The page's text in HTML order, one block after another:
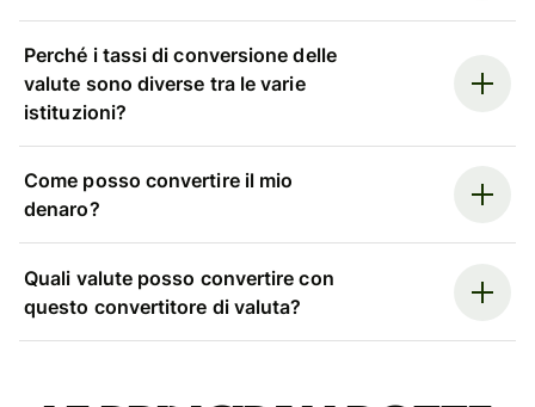
Perché i tassi di conversione delle
valute sono diverse tra le varie
istituzioni?
Come posso convertire il mio
denaro?
Quali valute posso convertire con
questo convertitore di valuta?